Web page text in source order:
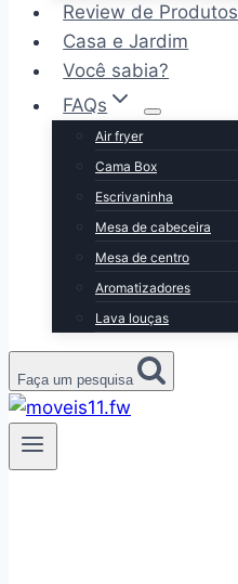
Review de Produtos
Casa e Jardim
Você sabia?
FAQs
Air fryer
Cama Box
Escrivaninha
Mesa de cabeceira
Mesa de centro
Aromatizadores
Lava louças
Faça um pesquisa